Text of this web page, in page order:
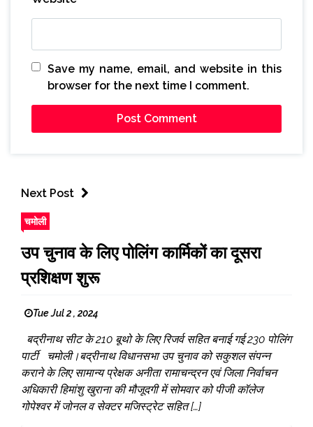
Save my name, email, and website in this
browser for the next time I comment.
Next Post
चमोली
उप चुनाव के लिए पोलिंग कार्मिकों का दूसरा
प्रशिक्षण शुरू
Tue Jul 2 , 2024
बद्रीनाथ सीट के 210 बूथो के लिए रिजर्व सहित बनाई गई 230 पोलिंग
पार्टी चमोली।बद्रीनाथ विधानसभा उप चुनाव को सकुशल संपन्न
कराने के लिए सामान्य प्रेक्षक अनीता रामाचन्द्रन एवं जिला निर्वाचन
अधिकारी हिमांशु खुराना की मौजूदगी में सोमवार को पीजी कॉलेज
गोपेश्वर में जोनल व सेक्टर मजिस्ट्रेट सहित […]